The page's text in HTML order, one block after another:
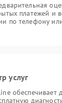
платежей и
по телефону
услуг
обеспечивает